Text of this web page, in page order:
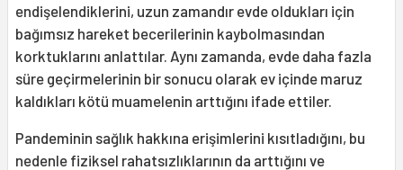
endişelendiklerini, uzun zamandır evde oldukları için
bağımsız hareket becerilerinin kaybolmasından
korktuklarını anlattılar. Aynı zamanda, evde daha fazla
süre geçirmelerinin bir sonucu olarak ev içinde maruz
kaldıkları kötü muamelenin arttığını ifade ettiler.
Pandeminin sağlık hakkına erişimlerini kısıtladığını, bu
nedenle fiziksel rahatsızlıklarının da arttığını ve